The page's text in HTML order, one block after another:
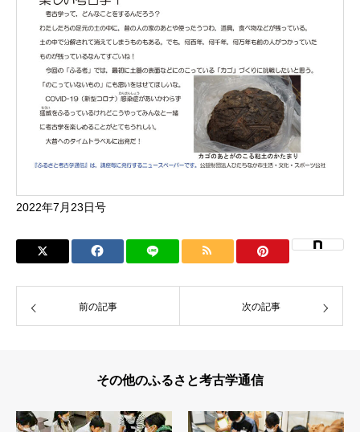
2022年7月23日号
前の記事 次の記事
その他のふるさと考古学通信